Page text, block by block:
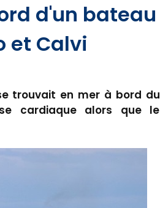
d'un bateau
et Calvi
trouvait en mer à bord du
cardiaque alors que le